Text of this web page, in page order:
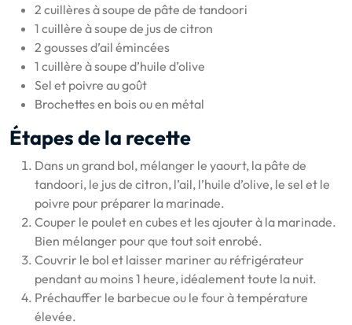
2 cuillères à soupe de pâte de tandoori
1 cuillère à soupe de jus de citron
2 gousses d’ail émincées
1 cuillère à soupe d’huile d’olive
Sel et poivre au goût
Brochettes en bois ou en métal
Étapes de la recette
Dans un grand bol, mélanger le yaourt, la pâte de
tandoori, le jus de citron, l’ail, l’huile d’olive, le sel et le
poivre pour préparer la marinade.
Couper le poulet en cubes et les ajouter à la marinade.
Bien mélanger pour que tout soit enrobé.
Couvrir le bol et laisser mariner au réfrigérateur
pendant au moins 1 heure, idéalement toute la nuit.
Préchauffer le barbecue ou le four à température
élevée.